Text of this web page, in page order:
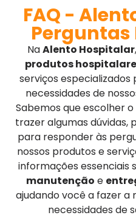
FAQ -
Perguntas
NaAlento Hospitalar
produtos
serviços
necessidades de
Sabemos que escolher
trazer algumas dúvidas,
para responder às
nossos produtos e
informações essenciais
manutenção e
ajudando você a fazer a
necessidades de